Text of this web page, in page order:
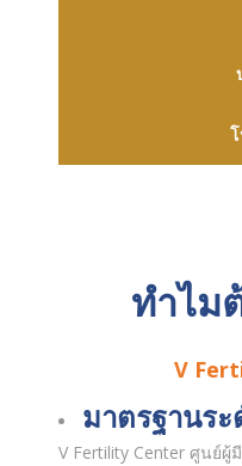
ทำไม
V
มาตรฐานร
V Fertility Center ศูนย์ผู้